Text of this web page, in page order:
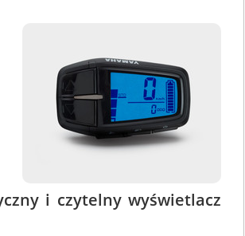
i czytelny wyświetlacz